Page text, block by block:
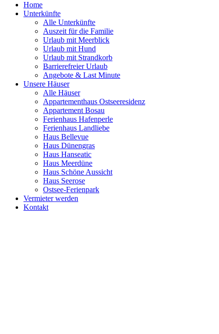
Home
Unterkünfte
Alle Unterkünfte
Auszeit für die Familie
Urlaub mit Meerblick
Urlaub mit Hund
Urlaub mit Strandkorb
Barrierefreier Urlaub
Angebote & Last Minute
Unsere Häuser
Alle Häuser
Appartementhaus Ostseeresidenz
Appartement Bosau
Ferienhaus Hafenperle
Ferienhaus Landliebe
Haus Bellevue
Haus Dünengras
Haus Hanseatic
Haus Meerdüne
Haus Schöne Aussicht
Haus Seerose
Ostsee-Ferienpark
Vermieter werden
Kontakt